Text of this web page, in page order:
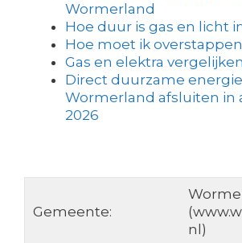
Wormerland
Hoe duur is gas en licht
Hoe moet ik
Gas en elektra
Direct duurzame
Wormerland afsluiten in
2026
Gemeente:
nl)